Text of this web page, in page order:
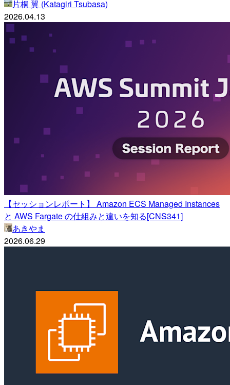
片桐 翼 (Katagiri Tsubasa)
2026.04.13
【セッションレポート】 Amazon ECS Managed Instances
と AWS Fargate の仕組みと違いを知る[CNS341]
あきやま
2026.06.29